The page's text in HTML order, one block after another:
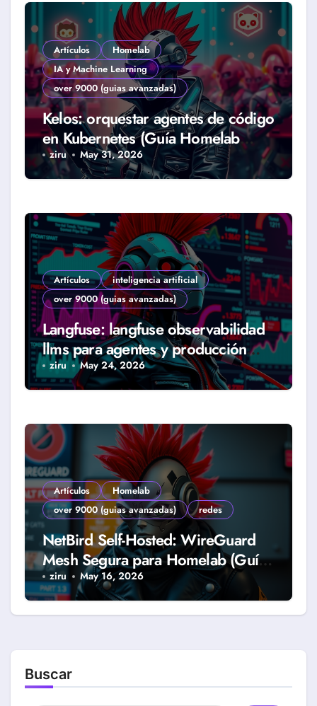
Artículos
Homelab
IA y Machine Learning
over 9000 (guias avanzadas)
Kelos: orquestar agentes de código
en Kubernetes (Guía Homelab
2026)
ziru May 31, 2026
Artículos
inteligencia artificial
over 9000 (guias avanzadas)
Langfuse: langfuse observabilidad
llms para agentes y producción
real (Guía 2026)
ziru May 24, 2026
Artículos
Homelab
over 9000 (guias avanzadas)
redes
NetBird Self-Hosted: WireGuard
Mesh Segura para Homelab (Guía
2026)
ziru May 16, 2026
Buscar